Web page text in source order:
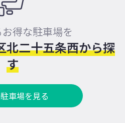
得な駐車場を
北二十五条西から探
す
車場を見る